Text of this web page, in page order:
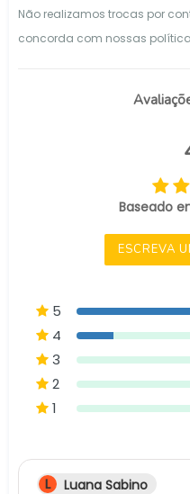
Não realizamos trocas por
concorda com nossas
Baseado
ESCREVA
5
4
3
2
1
L Luana Sabino